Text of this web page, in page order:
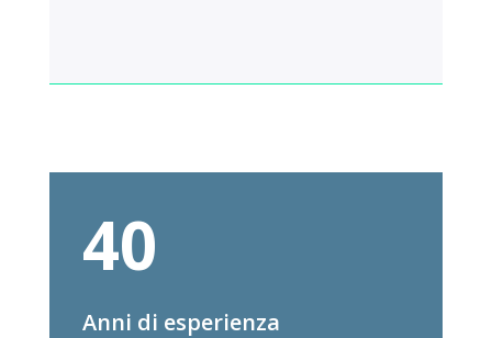
40
Anni di esperienza